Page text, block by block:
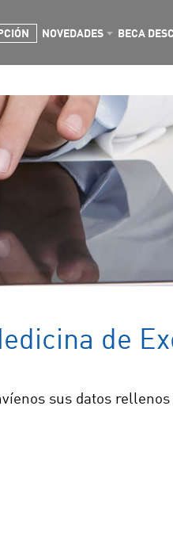
NOVEDADES BECA
de
sus datos rellenos